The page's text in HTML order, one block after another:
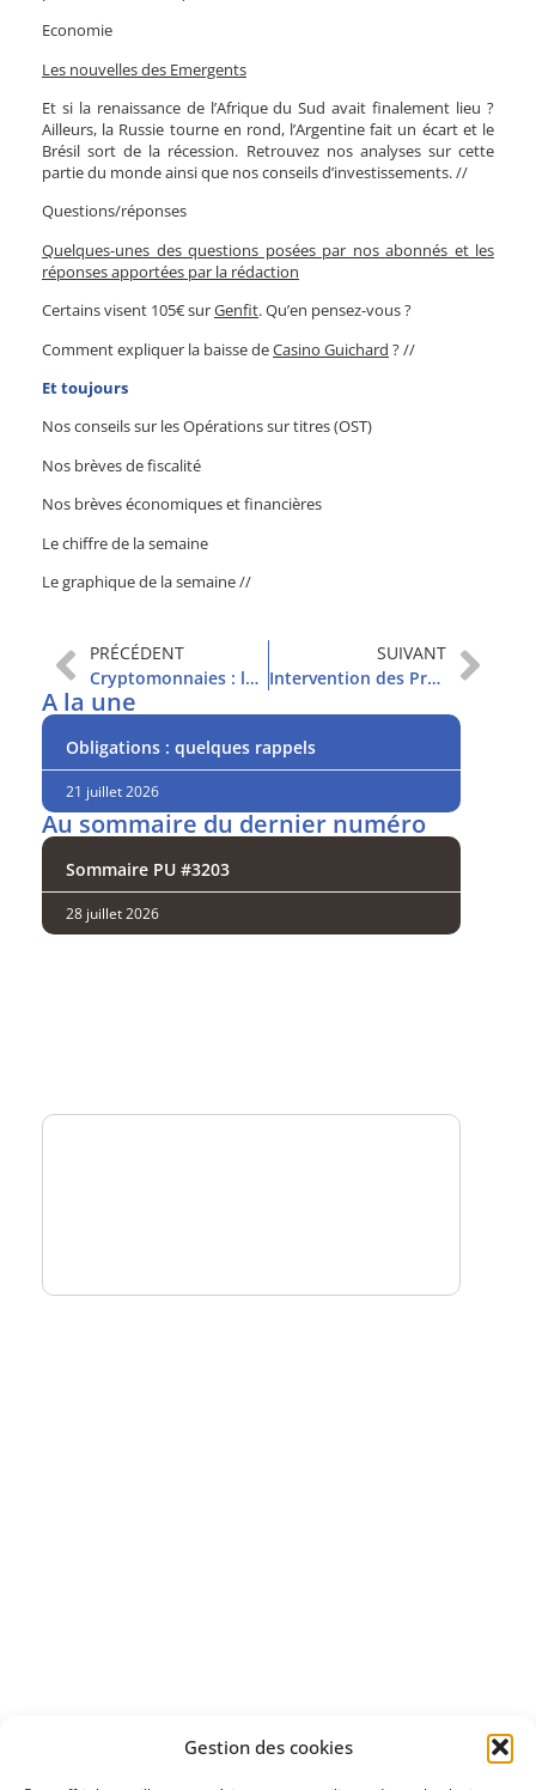
Gestion des cookies
Economie
Les nouvelles des Emergents
Et si la renaissance de l’Afrique du Sud avait finalement lieu ?
Ailleurs, la Russie tourne en rond, l’Argentine fait un écart et le
Brésil sort de la récession. Retrouvez nos analyses sur cette
partie du monde ainsi que nos conseils d’investissements. //
Questions/réponses
Quelques-unes des questions posées par nos abonnés et les
réponses apportées par la rédaction
Certains visent 105€ surGenfit. Qu’en pensez-vous ?
Comment expliquer la baisse deCasino Guichard ? //
Et toujours
Nos conseils sur les Opérations sur titres (OST)
Nos brèves de fiscalité
Nos brèves économiques et financières
Le chiffre de la semaine
Le graphique de la semaine //
PRÉCÉDENT
Cryptomonnaies : les Etats s’imposeront
SUIVANT
Intervention des Propos Utiles dans AfterBusiness sur BFM Business
A la une
Obligations : quelques rappels
21 juillet 2026
Au sommaire du dernier numéro
Sommaire PU #3203
28 juillet 2026
Découvrez